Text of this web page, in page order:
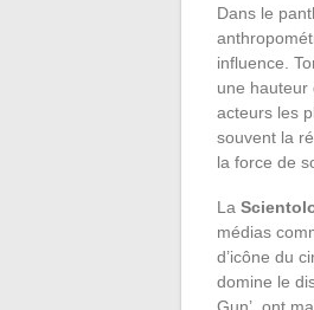
Dans le
influence.
une hauteur
acteurs les
souvent la
la force de
La
médias
d’icône du
domine le